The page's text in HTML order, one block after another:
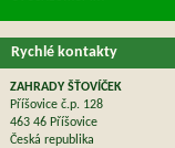
Rychlé kontakty
ZAHRADY ŠŤOVÍČEK
Příšovice č.p. 128
463 46 Příšovice
Česká republika